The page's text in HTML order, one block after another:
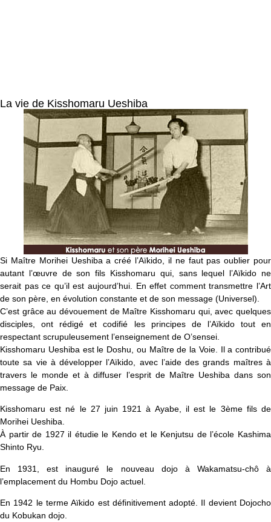
La vie de Kisshomaru Ueshiba
Si Maître Morihei Ueshiba a créé l’Aïkido, il ne faut pas oublier pour
autant l’œuvre de son fils Kisshomaru qui, sans lequel l’Aïkido ne
serait pasce qu’il est aujourd’hui. En effet comment transmettre l’Art
de son père, en évolution constante et de son message (Universel).
C’est grâce au dévouement de Maître Kisshomaru qui, avec quelques
disciples, ont rédigé et codifié les principes de l’Aïkido tout en
respectant scrupuleusement l’enseignement de O’sensei.
Kisshomaru Ueshiba est le Doshu, ou Maître de la Voie.
Il a contribué
toute sa vie à développer l’Aïkido, avec l’aide des grands maîtres à
travers le monde et à diffuser l’esprit de Maître Ueshiba dans son
message de Paix.
Kisshomaru est né le 27 juin 1921 à Ayabe, il est le 3ème fils de
Morihei Ueshiba.
À partir de 1927 il étudie le Kendo et le Kenjutsu de l’école Kashima
Shinto Ryu.
En 1931, est inauguré le nouveau dojo à Wakamatsu-chô à
l’emplacement du Hombu Dojo actuel.
En 1942 le terme Aïkido est définitivement adopté. Il devient Dojocho
du Kobukan dojo.